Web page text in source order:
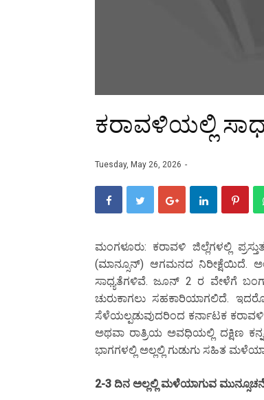
ಕರಾವಳಿಯಲ್ಲಿ
Tuesday, May 26, 2026
ಮಂಗಳೂರು: ಕರಾವಳಿ ಜಿಲ್ಲೆಗಳಲ್ಲಿ
(ಮಾನ್ಸೂನ್) ಆಗಮನದ ನಿರೀಕ್ಷೆಯಿದೆ.
ಸಾಧ್ಯತೆಗಳಿವೆ. ಜೂನ್ 2 ರ ವೇಳೆಗೆ
ಚುರುಕಾಗಲು ಸಹಕಾರಿಯಾಗಲಿದೆ.
ಸೆಳೆಯಲ್ಪಡುವುದರಿಂದ ಕರ್ನಾಟಕ
ಅಥವಾ ರಾತ್ರಿಯ ಅವಧಿಯಲ್ಲಿ ದಕ್ಷಿಣ
ಭಾಗಗಳಲ್ಲಿ ಅಲ್ಲಲ್ಲಿ ಗುಡುಗು ಸಹಿತ
2-3 ದಿನ ಅಲ್ಲಲ್ಲಿ ಮಳೆಯಾಗುವ